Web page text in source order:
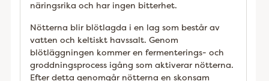
näringsrika och har ingen bitterhet.
Nötterna blir blötlagda i en lag som består av
vatten och keltiskt havssalt. Genom
blötläggningen kommer en fermenterings- och
groddningsprocess igång som aktiverar nötterna.
Efter detta genomgår nötterna en skonsam